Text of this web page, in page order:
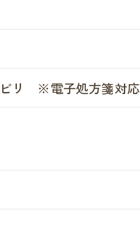
ビリ ※電子処方箋対応